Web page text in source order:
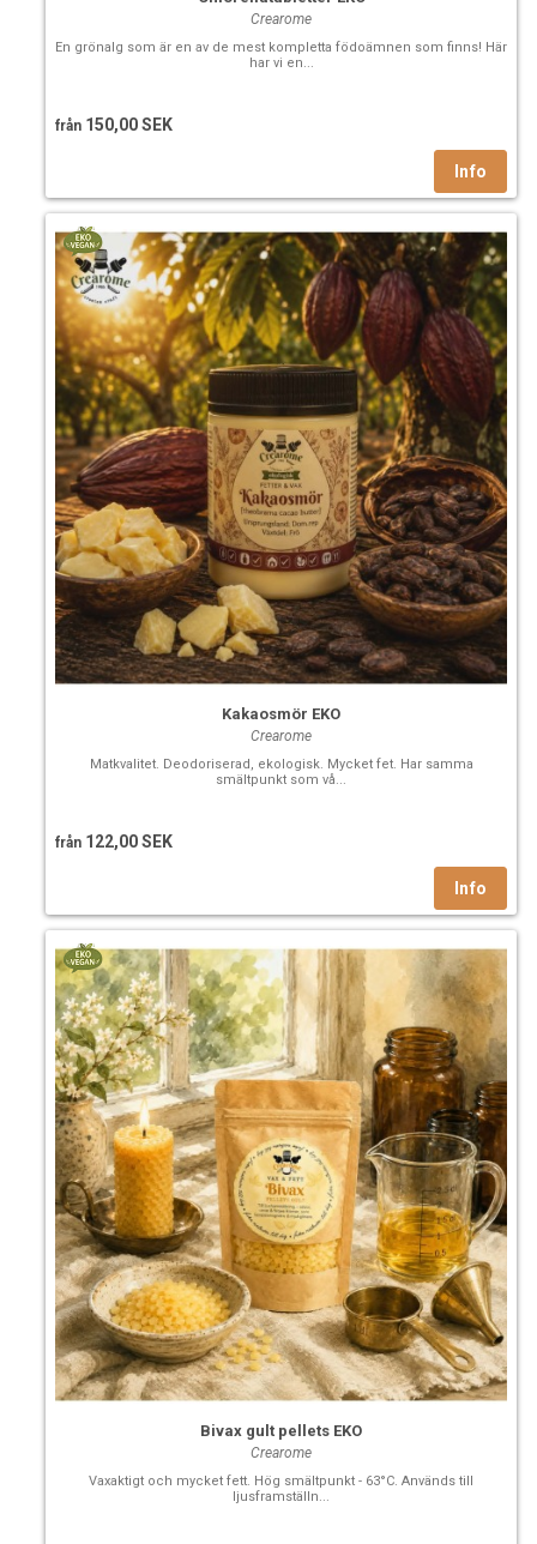
Crearome
En grönalg som är en av de mest kompletta födoämnen som finns! Här
har vi en...
från 150,00 SEK
Kakaosmör EKO
Crearome
Matkvalitet. Deodoriserad, ekologisk. Mycket fet. Har samma
smältpunkt som vå...
från 122,00 SEK
Bivax gult pellets EKO
Crearome
Vaxaktigt och mycket fett. Hög smältpunkt - 63°C. Används till
ljusframställn...